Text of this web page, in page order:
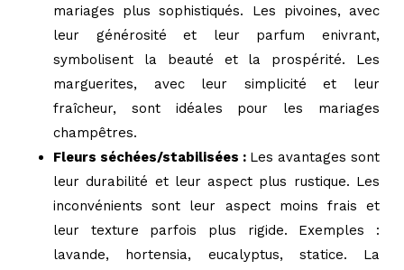
mariages plus sophistiqués. Les pivoines, avec
leur générosité et leur parfum enivrant,
symbolisent la beauté et la prospérité. Les
marguerites, avec leur simplicité et leur
fraîcheur, sont idéales pour les mariages
champêtres.
Fleurs séchées/stabilisées : Les avantages sont
leur durabilité et leur aspect plus rustique. Les
inconvénients sont leur aspect moins frais et
leur texture parfois plus rigide. Exemples :
lavande, hortensia, eucalyptus, statice. La